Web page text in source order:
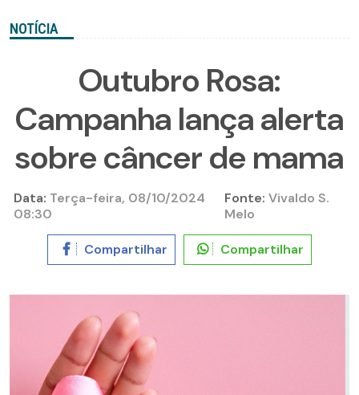
NOTÍCIA
Outubro Rosa:
Campanha lança alerta
sobre câncer de mama
Data: Terça-feira, 08/10/2024
08:30
Fonte: Vivaldo S.
Melo
Compartilhar Compartilhar